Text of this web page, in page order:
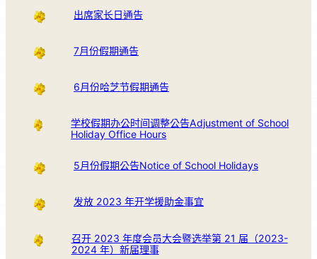
出席家长日通告
7月份假期通告
6月份哈芝节假期通告
学校假期办公时间调整公告Adjustment of School
Holiday Office Hours
5月份假期公告Notice of School Holidays
发放 2023 年开学援助金事宜
召开 2023 年度会员大会暨选举第 21 届（2023-
2024 年）新届理事